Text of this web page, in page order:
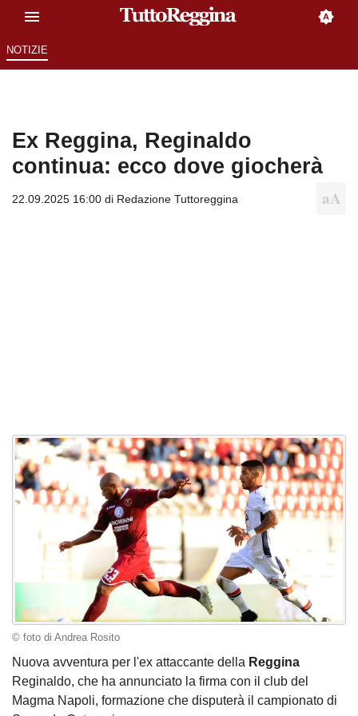
NOTIZIE
Ex Reggina, Reginaldo
continua: ecco dove giocherà
22.09.2025 16:00 di Redazione Tuttoreggina
© foto di Andrea Rosito
Nuova avventura per l'ex attaccante della Reggina
Reginaldo, che ha annunciato la firma con il club del
Magma Napoli, formazione che disputerà il campionato di